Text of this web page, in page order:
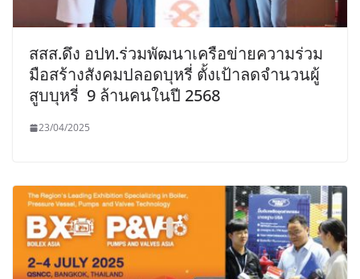
สสส.ดึง อปท.ร่วมพัฒนาเครือข่ายความร่วม
มือสร้างสังคมปลอดบุหรี่ ตั้งเป้าลดจำนวนผู้
สูบบุหรี่ 9 ล้านคนในปี 2568
23/04/2025